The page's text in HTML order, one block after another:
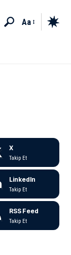
Aa
X
Takip Et
LinkedIn
Takip Et
RSS Feed
Takip Et